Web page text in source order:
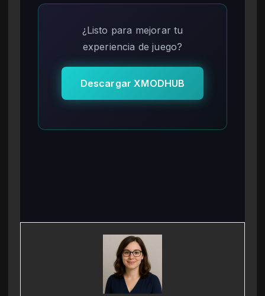
¿Listo para mejorar tu
experiencia de juego?
Descargar XMODHUB